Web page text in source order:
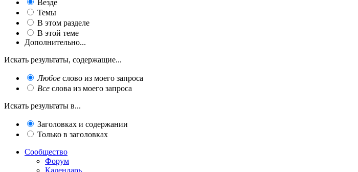
Везде
Темы
В этом разделе
В этой теме
Дополнительно...
Искать результаты, содержащие...
Любое слово из моего запроса
Все слова из моего запроса
Искать результаты в...
Заголовках и содержании
Только в заголовках
Сообщество
Форум
Календарь